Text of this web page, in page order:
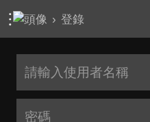
› 登錄